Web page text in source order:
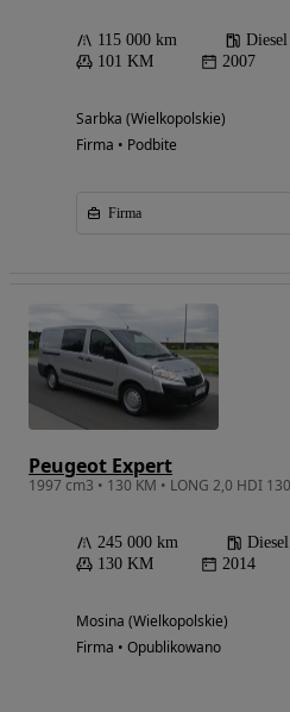
115 000 km Diesel
101 KM
2007
Sarbka (Wielkopolskie)
Firma • Podbite
Firma
Peugeot Expert
245 000 km Diesel
130 KM
2014
Mosina (Wielkopolskie)
Firma • Opublikowano